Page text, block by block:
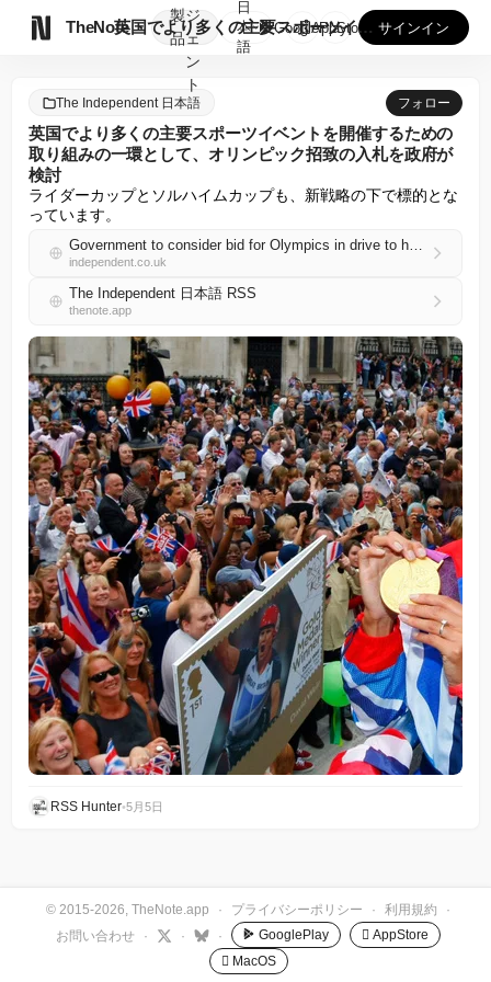
TheNote
製
品
ジ
ェ
ン
ト
英国でより多くの主要スポーツイベントを開催するための取り組み...
日
本
語
GooglePlay
AppStore サインイン
The Independent 日本語 フォロー
英国でより多くの主要スポーツイベントを開催するための
取り組みの一環として、オリンピック招致の入札を政府が
検討
ライダーカップとソルハイムカップも、新戦略の下で標的とな
っています。
Government to consider bid for Olympics in drive to host more major sporting events in UK
independent.co.uk
The Independent 日本語 RSS
thenote.app
RSS Hunter•5月5日
© 2015-2026, TheNote.app · プライバシーポリシー · 利用規約
·
お問い合わせ
· · · GooglePlay
 AppStore
 MacOS